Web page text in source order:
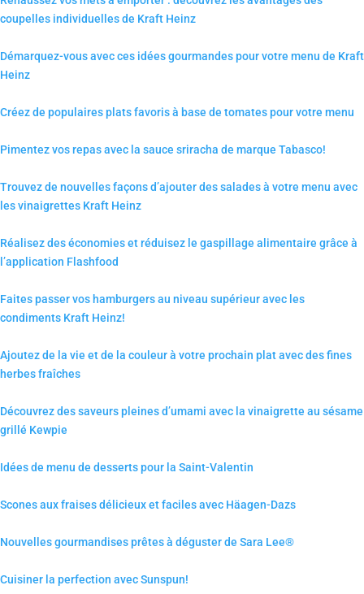
coupelles individuelles de Kraft Heinz
Démarquez-vous avec ces idées gourmandes pour votre menu de Kraft
Heinz
Créez de populaires plats favoris à base de tomates pour votre menu
Pimentez vos repas avec la sauce sriracha de marque Tabasco!
Trouvez de nouvelles façons d’ajouter des salades à votre menu avec
les vinaigrettes Kraft Heinz
Réalisez des économies et réduisez le gaspillage alimentaire grâce à
l’application Flashfood
Faites passer vos hamburgers au niveau supérieur avec les
condiments Kraft Heinz!
Ajoutez de la vie et de la couleur à votre prochain plat avec des fines
herbes fraîches
Découvrez des saveurs pleines d’umami avec la vinaigrette au sésame
grillé Kewpie
Idées de menu de desserts pour la Saint-Valentin
Scones aux fraises délicieux et faciles avec Häagen-Dazs
Nouvelles gourmandises prêtes à déguster de Sara Lee®
Cuisiner la perfection avec Sunspun!